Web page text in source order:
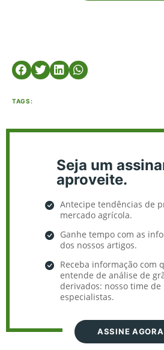
TAGS:
Seja um
aproveite.
Antecipe tendências de
mercado agrícola.
Ganhe tempo com as
dos nossos artigos.
Receba informação com
entende de análise de
derivados: nosso time de
especialistas.
ASSINE AGORA